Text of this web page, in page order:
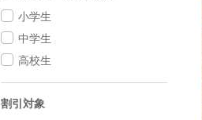
小学生
中学生
高校生
割引対象